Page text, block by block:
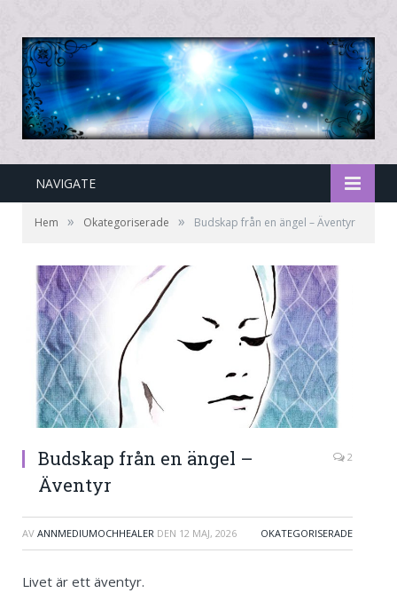
NAVIGATE
Hem » Okategoriserade » Budskap från en ängel – Äventyr
Budskap från en ängel –
Äventyr
2
AV ANNMEDIUMOCHHEALER DEN 12 MAJ, 2026 OKATEGORISERADE
Livet är ett äventyr.